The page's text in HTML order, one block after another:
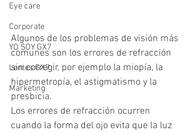
Eye care
Corporate
YO SOY GX7
Lentes GX7
Marketing
Algunos de los problemas de visión más
comunes son los errores de refracción
sin corregir, por ejemplo la miopía, la
hipermetropía, el astigmatismo y la
presbicia.
Los errores de refracción ocurren
cuando la forma del ojo evita que la luz